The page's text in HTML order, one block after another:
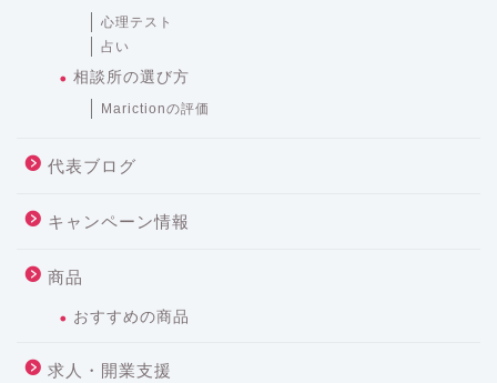
心理テスト
占い
相談所の選び方
Marictionの評価
代表ブログ
キャンペーン情報
商品
おすすめの商品
求人・開業支援